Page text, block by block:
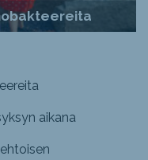
aikana